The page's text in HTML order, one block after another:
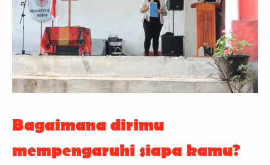
Bagaimana dirimu
mempengaruhi siapa kamu?